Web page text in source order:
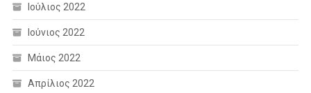
Ιούλιος 2022
Ιούνιος 2022
Μάιος 2022
Απρίλιος 2022